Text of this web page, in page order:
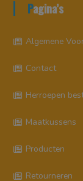
Pagina’s
Algemene
Contact
Herroepen
Maatkussens
Producten
Retourneren